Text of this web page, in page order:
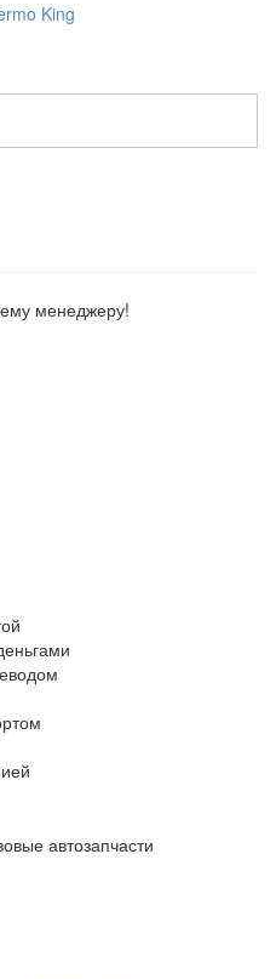
менеджеру!
автозапчасти